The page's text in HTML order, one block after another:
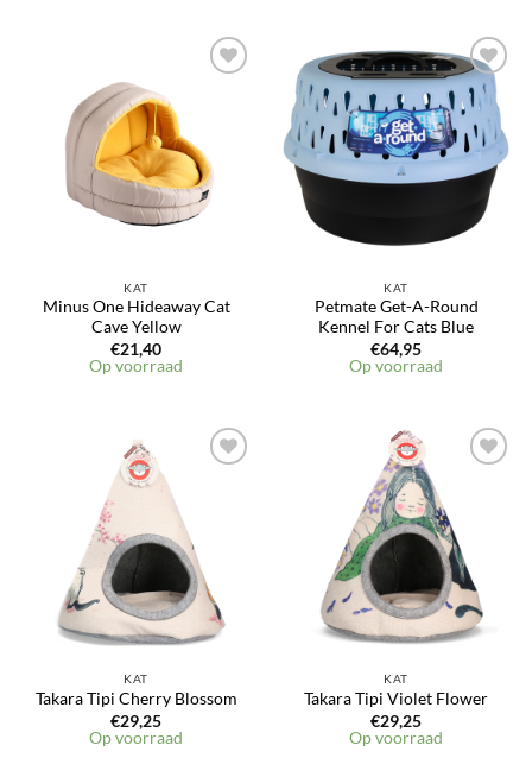
KAT
Minus One Hideaway Cat
Cave Yellow
€21,40
Op voorraad
KAT
Petmate Get-A-Round
Kennel For Cats Blue
€64,95
Op voorraad
KAT
Takara Tipi Cherry Blossom
€29,25
Op voorraad
KAT
Takara Tipi Violet Flower
€29,25
Op voorraad